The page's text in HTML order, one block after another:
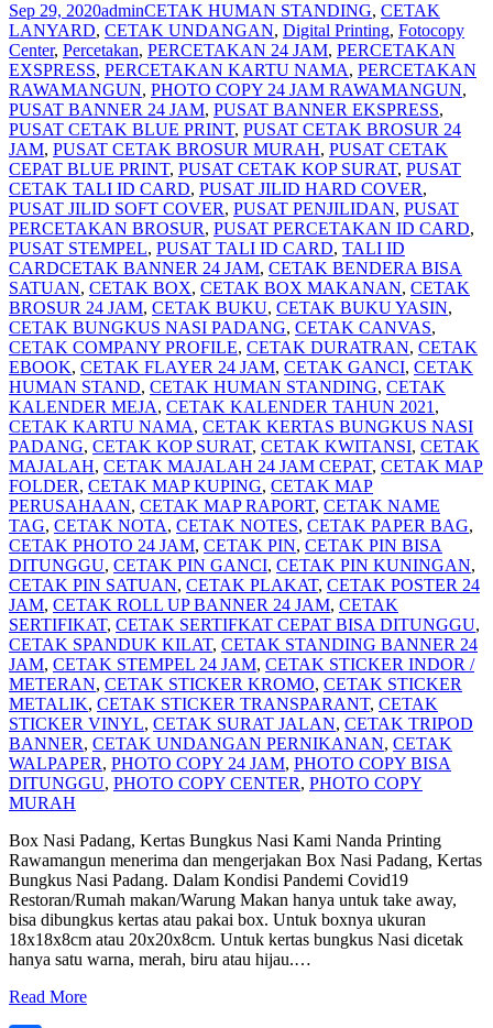
Sep 29, 2020adminCETAK HUMAN STANDING, CETAK
LANYARD, CETAK UNDANGAN, Digital Printing, Fotocopy
Center, Percetakan, PERCETAKAN 24 JAM, PERCETAKAN
EXSPRESS, PERCETAKAN KARTU NAMA, PERCETAKAN
RAWAMANGUN, PHOTO COPY 24 JAM RAWAMANGUN,
PUSAT BANNER 24 JAM, PUSAT BANNER EKSPRESS,
PUSAT CETAK BLUE PRINT, PUSAT CETAK BROSUR 24
JAM, PUSAT CETAK BROSUR MURAH, PUSAT CETAK
CEPAT BLUE PRINT, PUSAT CETAK KOP SURAT, PUSAT
CETAK TALI ID CARD, PUSAT JILID HARD COVER,
PUSAT JILID SOFT COVER, PUSAT PENJILIDAN, PUSAT
PERCETAKAN BROSUR, PUSAT PERCETAKAN ID CARD,
PUSAT STEMPEL, PUSAT TALI ID CARD, TALI ID
CARDCETAK BANNER 24 JAM, CETAK BENDERA BISA
SATUAN, CETAK BOX, CETAK BOX MAKANAN, CETAK
BROSUR 24 JAM, CETAK BUKU, CETAK BUKU YASIN,
CETAK BUNGKUS NASI PADANG, CETAK CANVAS,
CETAK COMPANY PROFILE, CETAK DURATRAN, CETAK
EBOOK, CETAK FLAYER 24 JAM, CETAK GANCI, CETAK
HUMAN STAND, CETAK HUMAN STANDING, CETAK
KALENDER MEJA, CETAK KALENDER TAHUN 2021 ,
CETAK KARTU NAMA, CETAK KERTAS BUNGKUS NASI
PADANG, CETAK KOP SURAT, CETAK KWITANSI, CETAK
MAJALAH, CETAK MAJALAH 24 JAM CEPAT, CETAK MAP
FOLDER, CETAK MAP KUPING, CETAK MAP
PERUSAHAAN, CETAK MAP RAPORT, CETAK NAME
TAG, CETAK NOTA, CETAK NOTES, CETAK PAPER BAG,
CETAK PHOTO 24 JAM, CETAK PIN, CETAK PIN BISA
DITUNGGU, CETAK PIN GANCI, CETAK PIN KUNINGAN,
CETAK PIN SATUAN, CETAK PLAKAT, CETAK POSTER 24
JAM, CETAK ROLL UP BANNER 24 JAM, CETAK
SERTIFIKAT, CETAK SERTIFKAT CEPAT BISA DITUNGGU,
CETAK SPANDUK KILAT, CETAK STANDING BANNER 24
JAM, CETAK STEMPEL 24 JAM, CETAK STICKER INDOR /
METERAN, CETAK STICKER KROMO, CETAK STICKER
METALIK, CETAK STICKER TRANSPARANT, CETAK
STICKER VINYL, CETAK SURAT JALAN, CETAK TRIPOD
BANNER, CETAK UNDANGAN PERNIKANAN, CETAK
WALPAPER, PHOTO COPY 24 JAM, PHOTO COPY BISA
DITUNGGU, PHOTO COPY CENTER, PHOTO COPY
MURAH
Box Nasi Padang, Kertas Bungkus Nasi Kami Nanda Printing
Rawamangun menerima dan mengerjakan Box Nasi Padang, Kertas
Bungkus Nasi Padang. Dalam Kondisi Pandemi Covid19
Restoran/Rumah makan/Warung Makan hanya untuk take away,
bisa dibungkus kertas atau pakai box. Untuk boxnya ukuran
18x18x8cm atau 20x20x8cm. Untuk kertas bungkus Nasi dicetak
hanya satu warna, merah, biru atau hijau.…
Read More